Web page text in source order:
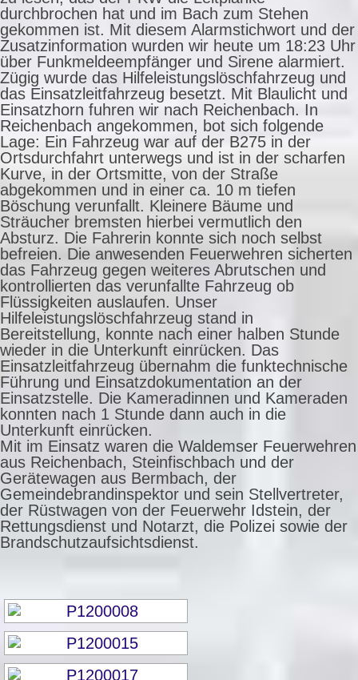
durchbrochen hat und im Bach zum Stehen
gekommen ist. Mit diesem Alarmstichwort und der
Zusatzinformation wurden wir heute um 18:23 Uhr
über Funkmeldeempfänger und Sirene alarmiert.
Zügig wurde das Hilfeleistungslöschfahrzeug und
das Einsatzleitfahrzeug besetzt. Mit Blaulicht und
Einsatzhorn fuhren wir nach Reichenbach. In
Reichenbach angekommen, bot sich folgende
Lage: Ein Fahrzeug war auf der B275 in der
Ortsdurchfahrt unterwegs und ist in der scharfen
Kurve, in der Ortsmitte, von der Straße
abgekommen und in einer ca. 10 m tiefen
Böschung verunfallt. Kleinere Bäume und
Sträucher bremsten hierbei vermutlich den
Absturz. Die Fahrerin konnte sich noch selbst
befreien. Die anwesenden Feuerwehren sicherten
das Fahrzeug gegen weiteres Abrutschen und
kontrollierten das verunfallte Fahrzeug ob
Flüssigkeiten auslaufen. Unser
Hilfeleistungslöschfahrzeug stand in
Bereitstellung, konnte nach einer halben Stunde
wieder in die Unterkunft einrücken. Das
Einsatzleitfahrzeug übernahm die funktechnische
Führung und Einsatzdokumentation an der
Einsatzstelle. Die Kameradinnen und Kameraden
konnten nach 1 Stunde dann auch in die
Unterkunft einrücken.
Mit im Einsatz waren die Waldemser Feuerwehren
aus Reichenbach, Steinfischbach und der
Gerätewagen aus Bermbach, der
Gemeindebrandinspektor und sein Stellvertreter,
der Rüstwagen von der Feuerwehr Idstein, der
Rettungsdienst und Notarzt, die Polizei sowie der
Brandschutzaufsichtsdienst.